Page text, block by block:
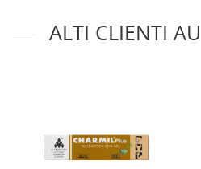
ALTI CLIENTI